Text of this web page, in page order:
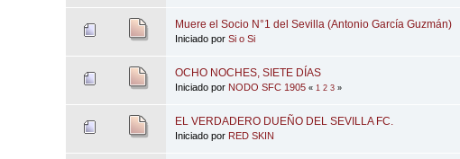
Muere el Socio N°1 del Sevilla (Antonio García Guzmán)
Iniciado porSi o Si
OCHO NOCHES, SIETE DÍAS
Iniciado por NODO SFC 1905 «1 2 3 »
EL VERDADERO DUEÑO DEL SEVILLA FC.
Iniciado por RED SKIN